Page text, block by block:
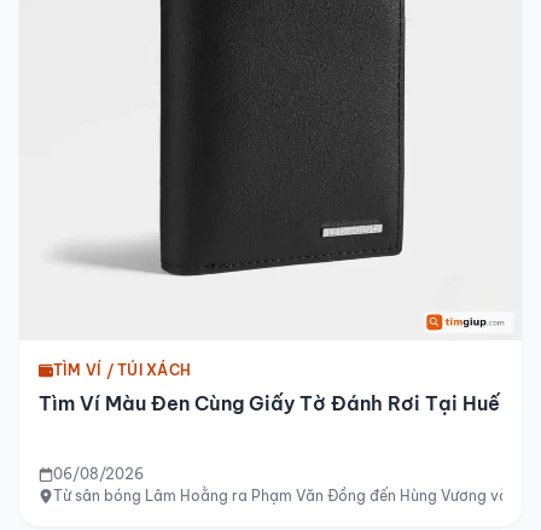
TÌM VÍ / TÚI XÁCH
Tìm Ví Màu Đen Cùng Giấy Tờ Đánh Rơi Tại Huế
06/08/2026
Từ sân bóng Lâm Hoằng ra Phạm Văn Đồng đến Hùng Vương và tới